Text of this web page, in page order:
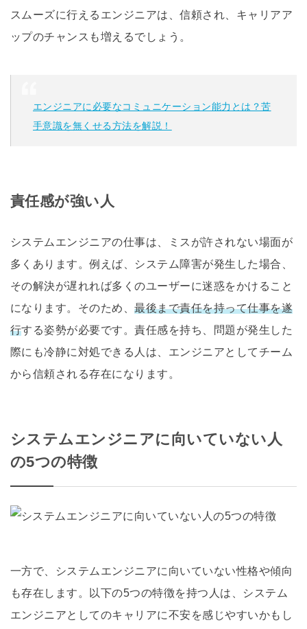
スムーズに行えるエンジニアは、信頼され、キャリアア
ップのチャンスも増えるでしょう。
エンジニアに必要なコミュニケーション能力とは？苦
手意識を無くせる方法を解説！
責任感が強い人
システムエンジニアの仕事は、ミスが許されない場面が
多くあります。例えば、システム障害が発生した場合、
その解決が遅れれば多くのユーザーに迷惑をかけること
になります。そのため、最後まで責任を持って仕事を遂
行する姿勢が必要です。責任感を持ち、問題が発生した
際にも冷静に対処できる人は、エンジニアとしてチーム
から信頼される存在になります。
システムエンジニアに向いていない人
の5つの特徴
一方で、システムエンジニアに向いていない性格や傾向
も存在します。以下の5つの特徴を持つ人は、システム
エンジニアとしてのキャリアに不安を感じやすいかもし